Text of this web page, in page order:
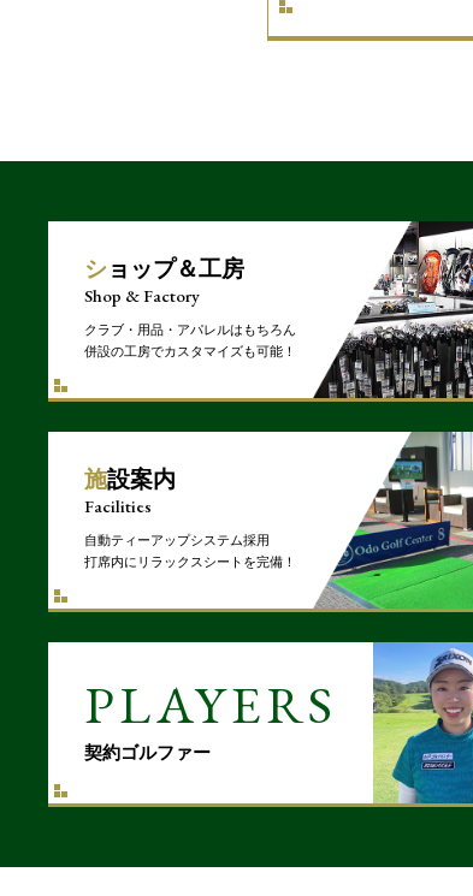
ショップ＆工房
Shop & Factory
クラブ・用品・アパレルはもちろん
併設の工房でカスタマイズも可能！
施設案内
Facilities
自動ティーアップシステム採用
打席内にリラックスシートを完備！
PLAYERS
契約ゴルファー